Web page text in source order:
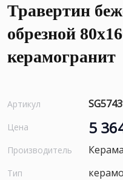
Травертин
обрезной
керамогранит
Артикул
Цена 5
Производитель
Тип